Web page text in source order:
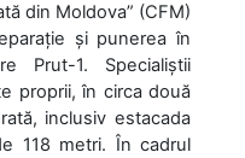
din Moldova” (CFM)
și punerea în
Prut-1. Specialiștii
proprii, în circa două
inclusiv estacada
118 metri. În cadrul